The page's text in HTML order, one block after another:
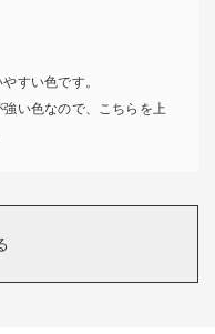
すい色です。
い色なので、こちらを上